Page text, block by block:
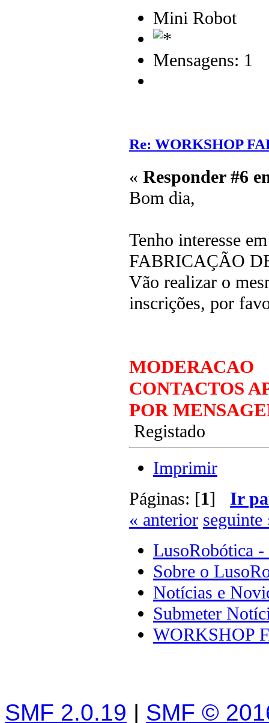
Mini Robot
Mensagens: 1
Re: WORKSHOP
« Responder #6
Bom dia,
Tenho interesse
FABRICAÇÃO
Vão realizar o
inscrições, por
MODERACAO
CONTACTOS
POR
Registado
Imprimir
Páginas: [1] Ir
« anterior seguinte
LusoRobótica -
Sobre o
Notícias e
Submeter
WORKSHOP
SMF 2.0.19 | SMF ©